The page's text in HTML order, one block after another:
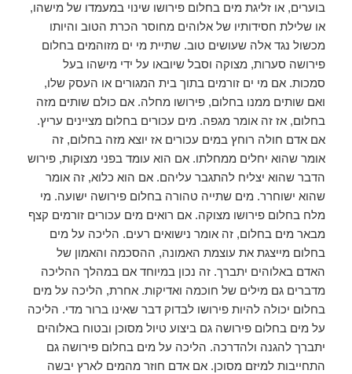
בוערים, או זליגת מים בחלום פירושו שינוי במעמדו של מישהו,
או שלילת חסידותיו של אלוהים מחוסר הכרת הטוב והיותו
מכשול נגד אלה שעושים טוב. שתיית מי ים מזוהמים בחלום
פירושה סערות, מצוקה וסבל שיובאו על ידי מישהו בעל
סמכות. אם מי ים זורמים בתוך בית המגורים או העסק שלו,
ואם שותים ממנו בחלום, פירושו מחלה. אם כולם שותים מזה
בחלום, אז זה אומר מגפה. מים עכורים בחלום מציינים עריץ.
אם אדם חולה רוחץ במים עכורים אז יוצא מזה בחלום, זה
אומר שהוא יחלים ממחלתו. אם הוא עומד בפני מצוקות, פירוש
הדבר שהוא יצליח להתגבר עליהם. אם הוא כלוא, זה אומר
שהוא ישוחרר. מים שתייה טהורה בחלום פירושה ישועה. מי
מלח בחלום פירושו מצוקה. אם רואים מים עכורים זורמים קצף
מבאר מים בחלום, זה אומר נישואים רעים. הליכה על מים
בחלום מייצגת את עוצמת האמונה, ההסכמה והאמון של
האדם באלוהים יתברך. זה נכון במיוחד אם במהלך ההליכה
מדברים גם מילים של חוכמה ואדיקות. אחרת, הליכה על מים
בחלום יכולה להיות פירושו לבדוק דבר שאינו ברור מדי. הליכה
על מים בחלום פירושה גם ביצוע טיול מסוכן ובטוח באלוהים
יתברך להגנה ולהדרכה. הליכה על מים בחלום פירושה גם
התחייבות למיזם מסוכן. אם אדם חוזר מהמים לארץ יבשה